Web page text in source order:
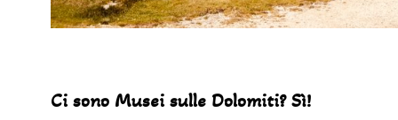
Ci sono Musei sulle Dolomiti? Sì!